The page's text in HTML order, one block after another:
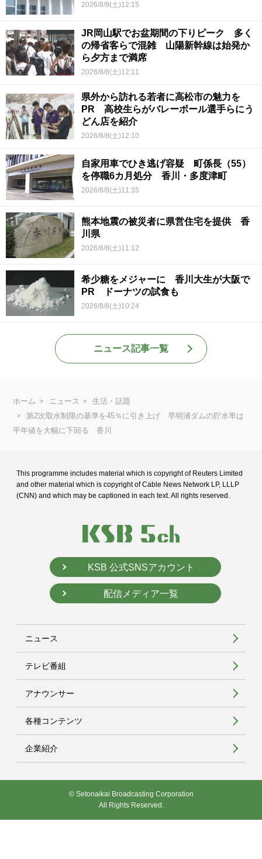
2026/8/8(土)12:15
JR岡山駅でお盆期間の下りピーク 多く
の帰省客らで混雑 山陽新幹線は始発か
ら夕方まで満席
2026/8/8(土)12:11
県外から訪れる若者に高松市の魅力を
PR 高校生らがバレーボール選手らにう
どん店を紹介
2026/8/8(土)12:10
自家用車でひき逃げ容疑 町係長（55）
を停職6カ月処分 香川・多度津町
2026/8/8(土)11:35
熊本地震の被災者に県営住宅を提供 香
川県
2026/8/8(土)11:12
希少糖をメジャーに 香川大生が大阪で
PR ドーナツの試食も
2026/8/8(土)10:24
ニュース記事一覧
ホーム ニュース
生活・話題
第2次取水制限の基準を45％に引き上げ 早明浦ダムの貯水率は
平年値を大幅に下回る 香川
This programme includes material which is copyright of Reuters Limited
and other material which is copyright of Cable News Network LP, LLLP
(CNN) and which may be captioned in each text. All rights reserved.
KSB 公式SNSアカウント
配信メディア一覧
ニュース
テレビ番組
アナウンサー
各種コンテンツ
企業紹介
© Setonaikai Broadcasting Corporation
All Rights Reserved.